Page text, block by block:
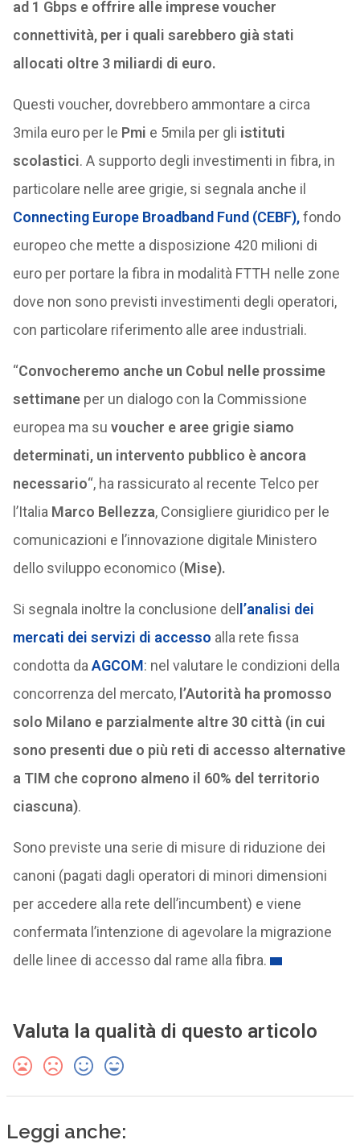
ad 1 Gbps e offrire alle imprese voucher
connettività, per i quali sarebbero già stati
allocati oltre 3 miliardi di euro.
Questi voucher, dovrebbero ammontare a circa
3mila euro per le Pmi e 5mila per gli istituti
scolastici. A supporto degli investimenti in fibra, in
particolare nelle aree grigie, si segnala anche il
Connecting Europe Broadband Fund (CEBF),fondo
europeo che mette a disposizione 420 milioni di
euro per portare la fibra in modalità FTTH nelle zone
dove non sono previsti investimenti degli operatori,
con particolare riferimento alle aree industriali.
“Convocheremo anche un Cobul nelle prossime
settimaneper un dialogo con la Commissione
europea ma su voucher e aree grigie siamo
determinati, un intervento pubblico è ancora
necessario“, ha rassicurato al recente Telco per
l’Italia Marco Bellezza, Consigliere giuridico per le
comunicazioni e l’innovazione digitale Ministero
dello sviluppo economico (Mise).
Si segnala inoltre la conclusione del l’analisi dei
mercati dei servizi di accesso alla rete fissa
condotta da AGCOM: nel valutare le condizioni della
concorrenza del mercato,l’Autorità ha promosso
solo Milano e parzialmente altre 30 città (in cui
sono presenti due o più reti di accesso alternative
a TIM che coprono almeno il 60% del territorio
ciascuna).
Sono previste una serie di misure di riduzione dei
canoni (pagati dagli operatori di minori dimensioni
per accedere alla rete dell’incumbent) e viene
confermata l’intenzione di agevolare la migrazione
delle linee di accesso dal rame alla fibra.
Valuta la qualità di questo articolo
Leggi anche: